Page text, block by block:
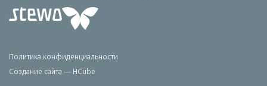
Политика конфиденциальности
Создание сайта — HCube